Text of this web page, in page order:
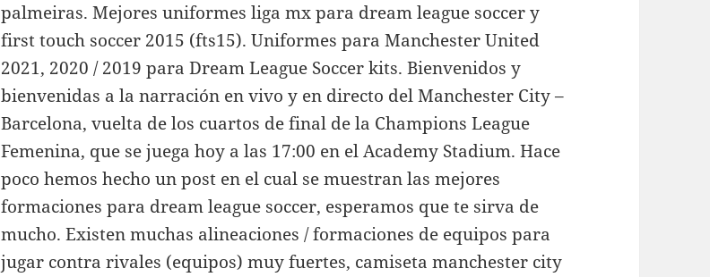
palmeiras. Mejores uniformes liga mx para dream league soccer y
first touch soccer 2015 (fts15). Uniformes para Manchester United
2021, 2020 / 2019 para Dream League Soccer kits. Bienvenidos y
bienvenidas a la narración en vivo y en directo del Manchester City –
Barcelona, vuelta de los cuartos de final de la Champions League
Femenina, que se juega hoy a las 17:00 en el Academy Stadium. Hace
poco hemos hecho un post en el cual se muestran las mejores
formaciones para dream league soccer, esperamos que te sirva de
mucho. Existen muchas alineaciones / formaciones de equipos para
jugar contra rivales (equipos) muy fuertes, camiseta manchester city